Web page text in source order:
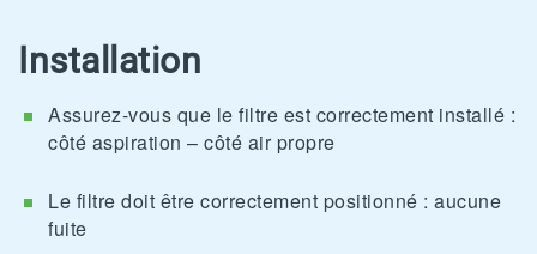
Installation
Assurez-vous que le filtre est correctement installé :
côté aspiration – côté air propre
Le filtre doit être correctement positionné : aucune
fuite